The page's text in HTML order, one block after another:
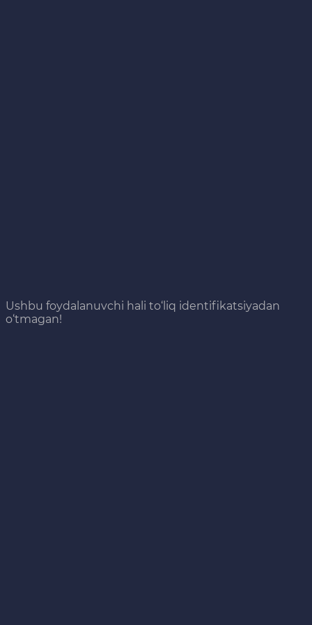
Ushbu foydalanuvchi hali to‘liq identifikatsiyadan
o‘tmagan!